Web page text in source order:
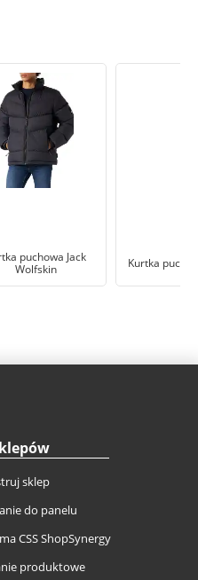
puchowa Jack
Wolfskin
Kurtka
sklep
do panelu
CSS ShopSynergy
produktowe